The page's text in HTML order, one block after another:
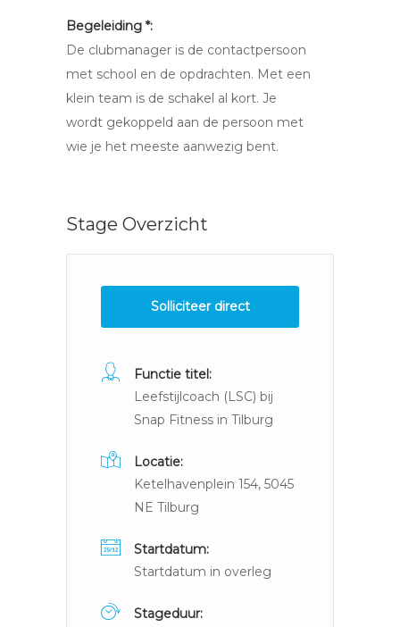
Begeleiding *:
De clubmanager is de contactpersoon
met school en de opdrachten. Met een
klein team is de schakel al kort. Je
wordt gekoppeld aan de persoon met
wie je het meeste aanwezig bent.
Stage Overzicht
Solliciteer direct
Functie titel:
Leefstijlcoach (LSC) bij
Snap Fitness in Tilburg
Locatie:
Ketelhavenplein 154, 5045
NE Tilburg
Startdatum:
Startdatum in overleg
Stageduur: